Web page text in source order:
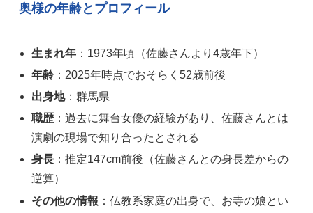
奥様の年齢とプロフィール
生まれ年 ：1973年頃（佐藤さんより4歳年下）
年齢 ：2025年時点でおそらく52歳前後
出身地：群馬県
職歴 ：過去に舞台女優の経験があり、佐藤さんとは
演劇の現場で知り合ったとされる
身長 ：推定147cm前後（佐藤さんとの身長差からの
逆算）
その他の情報 ：仏教系家庭の出身で、お寺の娘とい